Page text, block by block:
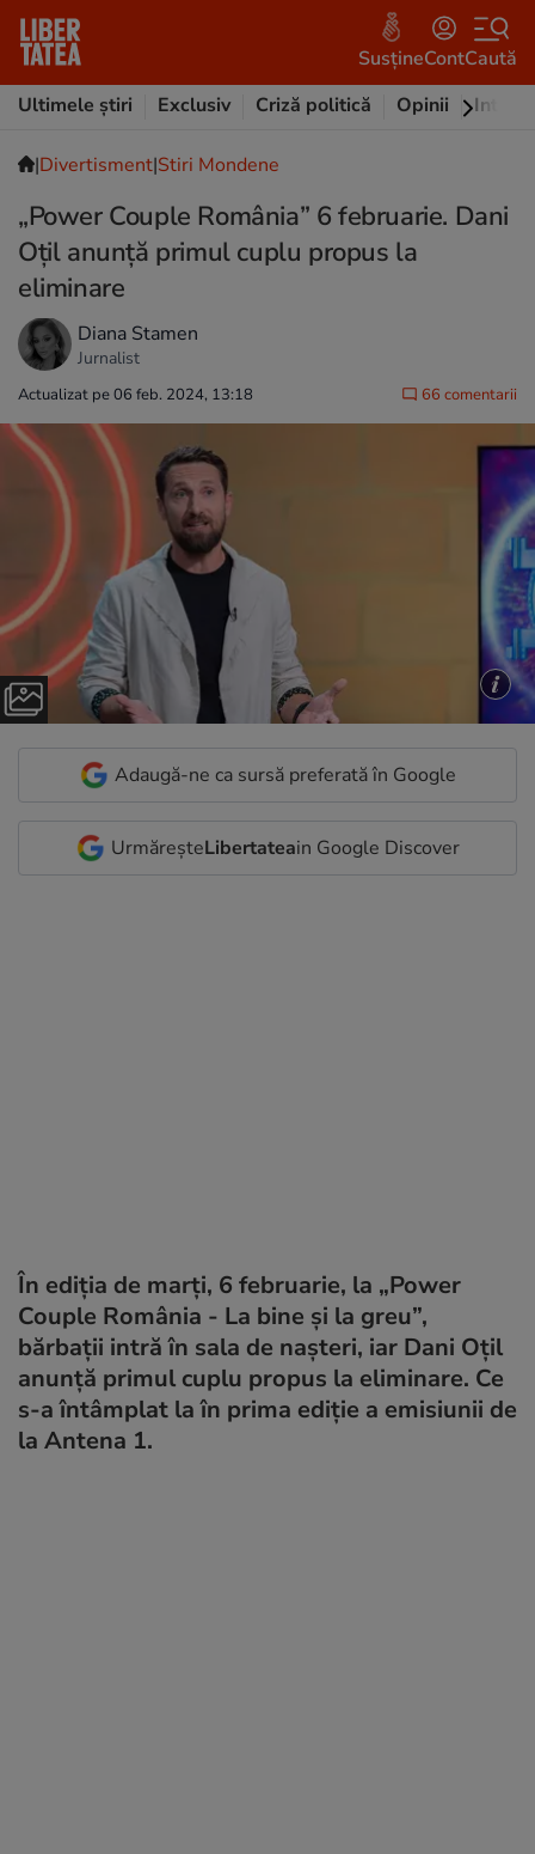
SusțineContCaută
Ultimele știri
Exclusiv Criză politică Opinii
|Divertisment|Stiri Mondene
„Power Couple România” 6 februarie. Dani
Oțil anunță primul cuplu propus la
eliminare
Diana Stamen
Jurnalist
Actualizat pe 06 feb. 2024, 13:18 66 comentarii
Adaugă-ne ca sursă preferată în Google
UrmăreșteLibertateain Google Discover
În ediția de marți, 6 februarie, la „Power
Couple România - La bine și la greu”,
bărbații intră în sala de nașteri, iar Dani Oțil
anunță primul cuplu propus la eliminare. Ce
s-a întâmplat la în prima ediție a emisiunii de
la Antena 1.